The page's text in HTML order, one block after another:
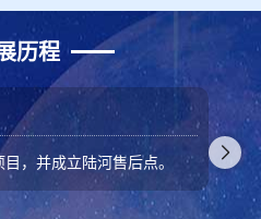
历程
能消防系统集成业务。